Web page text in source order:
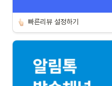
빠른리뷰 설정하기